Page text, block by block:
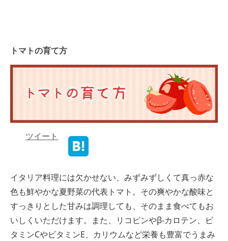
トマトの育て方
ツイート
イタリア料理には欠かせない、みずみずしくて真っ赤な
色も鮮やかな夏野菜の代表トマト。その爽やかな酸味と
すっきりとした甘みは調理しても、そのまま食べてもお
いしくいただけます。また、リコピンやβ-カロテン、ビ
タミンCやビタミンE、カリウムなど栄養も豊富でうまみ